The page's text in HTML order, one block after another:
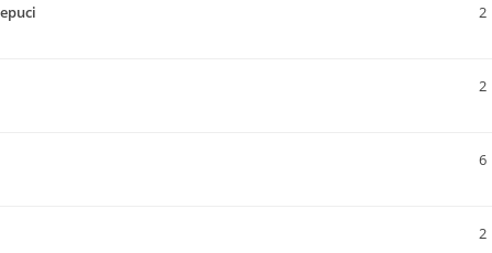
2
2
6
2